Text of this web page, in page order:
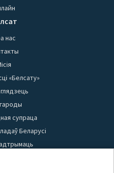
нас
«Белсату»
супраца
Беларусі
матэрыялаў